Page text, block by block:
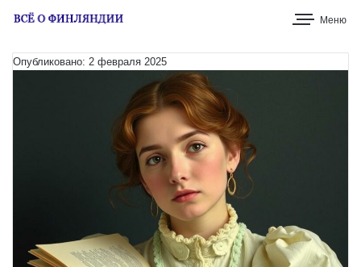
Меню
Опубликовано: 2 февраля 2025